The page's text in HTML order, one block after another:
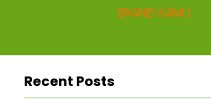
BRAND KAMU
Recent Posts